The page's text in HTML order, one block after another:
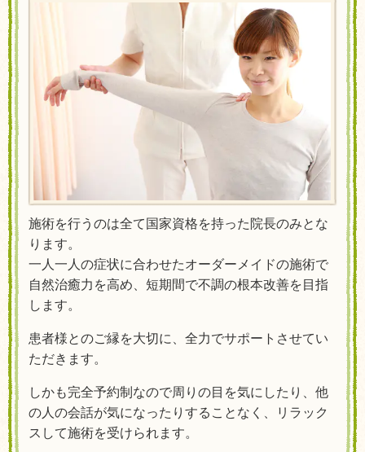
施術を行うのは全て国家資格を持った院長のみとな
ります。
一人一人の症状に合わせたオーダーメイドの施術で
自然治癒力を高め、短期間で不調の根本改善を目指
します。
患者様とのご縁を大切に、全力でサポートさせてい
ただきます。
しかも完全予約制なので周りの目を気にしたり、他
の人の会話が気になったりすることなく、リラック
スして施術を受けられます。